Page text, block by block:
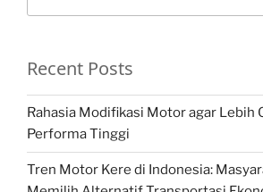
Recent Posts
Rahasia Modifikasi Motor agar Lebih
Performa Tinggi
Tren Motor Kere di Indonesia: